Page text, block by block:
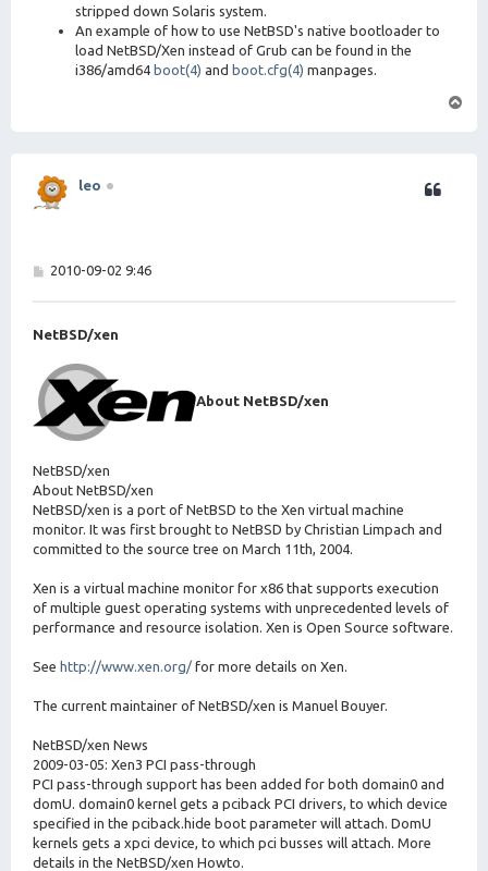
stripped down Solaris system.
An example of how to use NetBSD's native bootloader to
load NetBSD/Xen instead of Grub can be found in the
i386/amd64 boot(4) and boot.cfg(4) manpages.
leo
帖
2010-09-02 9:46
NetBSD/xen
About NetBSD/xen
NetBSD/xen
About NetBSD/xen
NetBSD/xen is a port of NetBSD to the Xen virtual machine
monitor. It was first brought to NetBSD by Christian Limpach and
committed to the source tree on March 11th, 2004.
Xen is a virtual machine monitor for x86 that supports execution
of multiple guest operating systems with unprecedented levels of
performance and resource isolation. Xen is Open Source software.
See http://www.xen.org/ for more details on Xen.
The current maintainer of NetBSD/xen is Manuel Bouyer.
NetBSD/xen News
2009-03-05: Xen3 PCI pass-through
PCI pass-through support has been added for both domain0 and
domU. domain0 kernel gets a pciback PCI drivers, to which device
specified in the pciback.hide boot parameter will attach. DomU
kernels gets a xpci device, to which pci busses will attach. More
details in the NetBSD/xen Howto.